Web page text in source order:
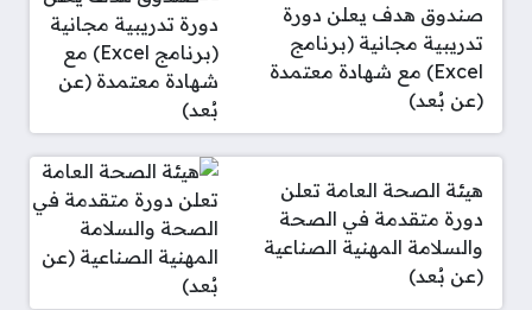
صندوق هدف يعلن دورة
تدريبية مجانية (برنامج
Excel) مع شهادة معتمدة
(عن بُعد)
هيئة الصحة العامة تعلن
دورة متقدمة في الصحة
والسلامة المهنية الصناعية
(عن بُعد)